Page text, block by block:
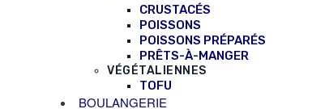
CRUSTACÉS
POISSONS
POISSONS PRÉPARÉS
PRÊTS-À-MANGER
VÉGÉTALIENNES
TOFU
BOULANGERIE